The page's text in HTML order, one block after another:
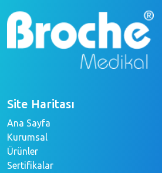
Site Haritası
Ana Sayfa
Kurumsal
Ürünler
Sertifikalar